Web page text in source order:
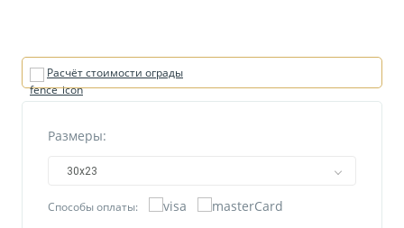
Расчёт стоимости ограды
Размеры:
30х23
Способы оплаты: